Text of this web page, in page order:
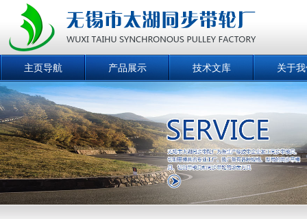
主页导航 产品展示 技术文库 关于